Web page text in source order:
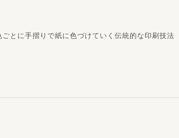
とに手摺りで紙に色づけていく伝統的な印刷技法